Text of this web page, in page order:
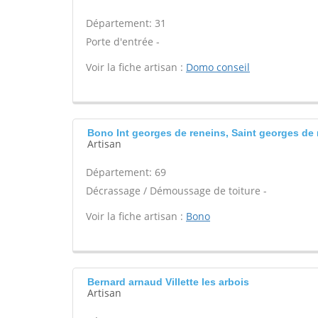
Département: 31
Porte d'entrée -
Voir la fiche artisan : Domo conseil
Bono Int georges de reneins, Saint georges de
Artisan
Département: 69
Décrassage / Démoussage de toiture -
Voir la fiche artisan : Bono
Bernard arnaud Villette les arbois
Artisan